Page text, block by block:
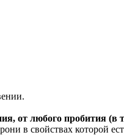
от любого пробития
в свойствах которой